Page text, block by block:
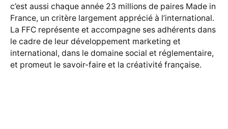
c’est aussi chaque année 23 millions de paires Made in
France, un critère largement apprécié à l’international.
La FFC représente et accompagne ses adhérents dans
le cadre de leur développement marketing et
international, dans le domaine social et réglementaire,
et promeut le savoir-faire et la créativité française.